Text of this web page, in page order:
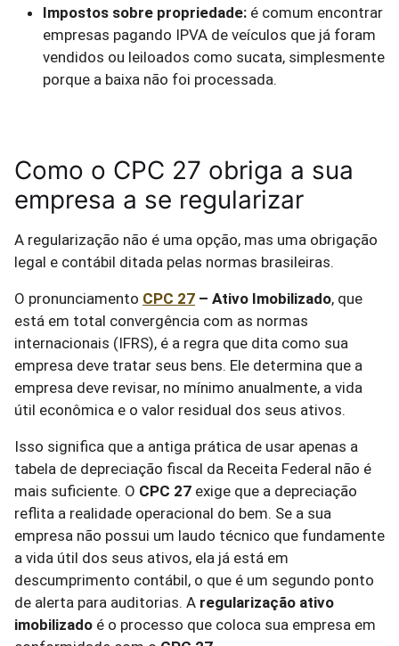
Impostos sobre propriedade: é comum encontrar
empresas pagando IPVA de veículos que já foram
vendidos ou leiloados como sucata, simplesmente
porque a baixa não foi processada.
Como o CPC 27 obriga a sua
empresa a se regularizar
A regularização não é uma opção, mas uma obrigação
legal e contábil ditada pelas normas brasileiras.
O pronunciamento CPC 27 – Ativo Imobilizado, que
está em total convergência com as normas
internacionais (IFRS), é a regra que dita como sua
empresa deve tratar seus bens. Ele determina que a
empresa deve revisar, no mínimo anualmente, a vida
útil econômica e o valor residual dos seus ativos.
Isso significa que a antiga prática de usar apenas a
tabela de depreciação fiscal da Receita Federal não é
mais suficiente. O CPC 27 exige que a depreciação
reflita a realidade operacional do bem. Se a sua
empresa não possui um laudo técnico que fundamente
a vida útil dos seus ativos, ela já está em
descumprimento contábil, o que é um segundo ponto
de alerta para auditorias. A regularização ativo
imobilizado é o processo que coloca sua empresa em